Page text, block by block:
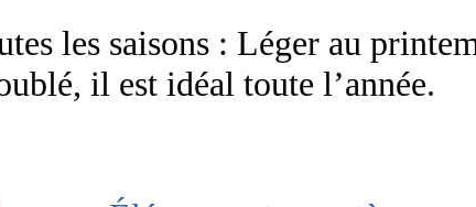
les saisons : Léger au
il est idéal toute l’année.